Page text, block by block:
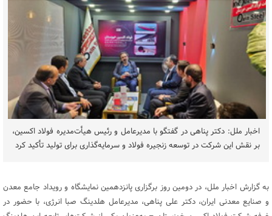
اخبار ملل: دکتر پناهی در گفتگو با مدیرعامل و رئیس هیأت‌مدیره فولاد اکسین،
بر نقش این شرکت در توسعه زنجیره فولاد و سرمایه‌گذاری برای تولید تأکید کرد
به گزارش اخبار ملل، در دومین روز برگزاری پانزدهمین نمایشگاه و رویداد جامع معدن
و صنایع معدنی ایران، دکتر علی پناهی، مدیرعامل هلدینگ صبا انرژی، با حضور در